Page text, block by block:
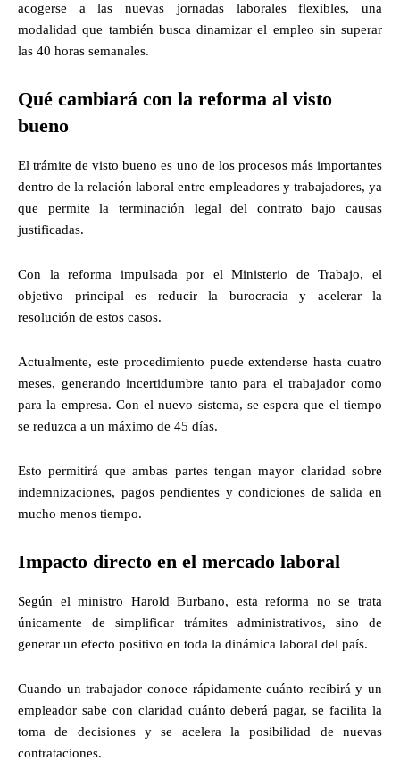
acogerse a las nuevas jornadas laborales flexibles, una
modalidad que también busca dinamizar el empleo sin superar
las 40 horas semanales.
Qué cambiará con la reforma al visto
bueno
El trámite de visto bueno es uno de los procesos más importantes
dentro de la relación laboral entre empleadores y trabajadores, ya
que permite la terminación legal del contrato bajo causas
justificadas.
Con la reforma impulsada por el Ministerio de Trabajo, el
objetivo principal es reducir la burocracia y acelerar la
resolución de estos casos.
Actualmente, este procedimiento puede extenderse hasta cuatro
meses, generando incertidumbre tanto para el trabajador como
para la empresa. Con el nuevo sistema, se espera que el tiempo
se reduzca a un máximo de 45 días.
Esto permitirá que ambas partes tengan mayor claridad sobre
indemnizaciones, pagos pendientes y condiciones de salida en
mucho menos tiempo.
Impacto directo en el mercado laboral
Según el ministro Harold Burbano, esta reforma no se trata
únicamente de simplificar trámites administrativos, sino de
generar un efecto positivo en toda la dinámica laboral del país.
Cuando un trabajador conoce rápidamente cuánto recibirá y un
empleador sabe con claridad cuánto deberá pagar, se facilita la
toma de decisiones y se acelera la posibilidad de nuevas
contrataciones.